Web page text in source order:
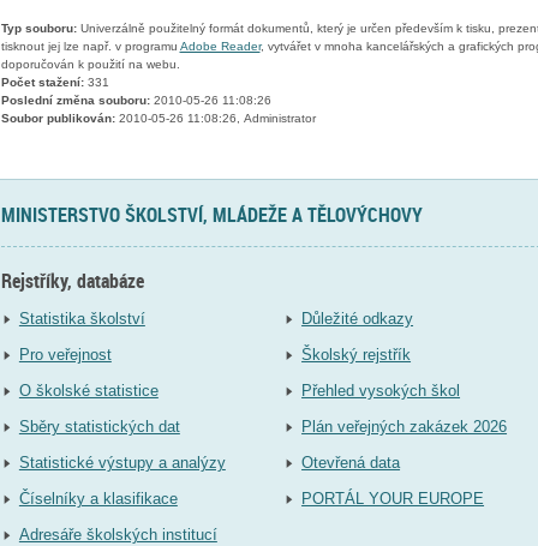
Typ souboru:Univerzálně použitelný formát dokumentů, který je určen především k tisku,
tisknout jej lze např. v programu Adobe Reader, vytvářet v mnoha kancelářských a grafických
doporučován k použití na webu.
Počet stažení:331
Poslední změna souboru:2010-05-26 11:08:26
Soubor publikován:2010-05-26 11:08:26, Administrator
MINISTERSTVO ŠKOLSTVÍ, MLÁDEŽE A TĚLOVÝCHOVY
Rejstříky, databáze
Statistika školství
Pro veřejnost
O školské statistice
Sběry statistických dat
Statistické výstupy a analýzy
Číselníky a klasifikace
Adresáře školských institucí
Důležité odkazy
Školský rejstřík
Přehled vysokých škol
Plán veřejných zakázek 2026
Otevřená data
PORTÁL YOUR EUROPE